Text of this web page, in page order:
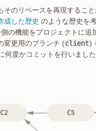
そのリベースを再現するこ
成した歴史 のような歴史を
の機能をプロジェクトに
変更用のブランチ (client)
度かコミットを行いました